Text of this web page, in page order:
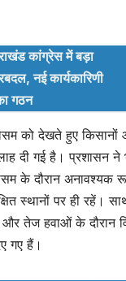
कांग्रेस में बड़ा
नई कार्यकारिणी
गठन
को देखते हुए
दी गई है। प्रशासन ने
के दौरान अनावश्यक
स्थानों पर ही रहें।
और तेज हवाओं के दौरान
गए हैं।